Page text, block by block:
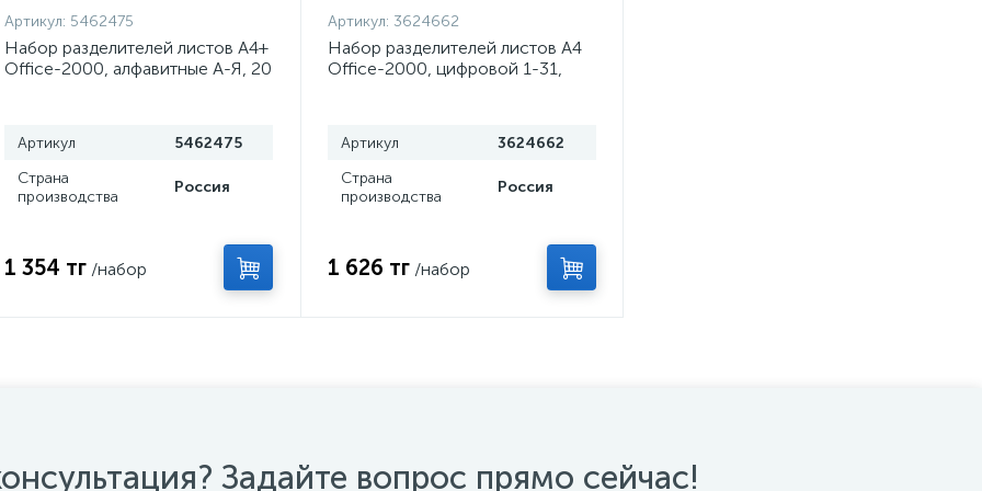
Артикул: 5462475
Набор разделителей листов А4+
Office-2000, алфавитные А-Я, 20
Артикул
5462475
Страна
производства
Россия
1 354 тг /набор
Артикул: 3624662
Набор разделителей листов А4
Office-2000, цифровой 1-31,
Артикул
3624662
Страна
производства
Россия
1 626 тг /набор
Задайте вопрос прямо сейчас!